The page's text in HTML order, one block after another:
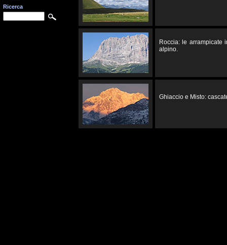
Ricerca
Roccia: le arrampicate
alpino.
Ghiaccio e Misto: